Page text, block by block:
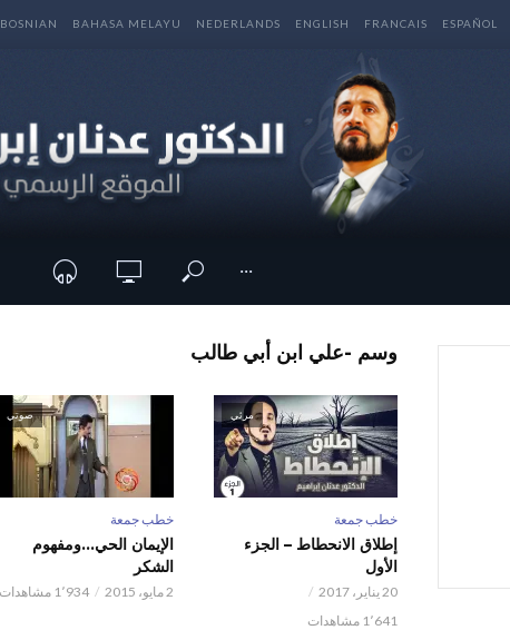
ESPAÑOL
FRANCAIS
ENGLISH
NEDERLANDS
BAHASA MELAYU
BOSNIAN
···
وسم -علي ابن أبي طالب
مرئي
خطب جمعة
إطلاق الانحطاط – الجزء
الأول
20 يناير، 2017
1٬641 مشاهدات
صوتي
خطب جمعة
الإيمان الحي…ومفهوم
الشكر
2 مايو، 2015 1٬934 مشاهدات